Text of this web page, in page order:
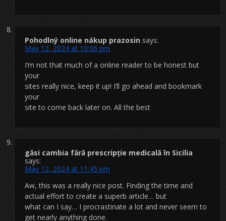
Pohodlný online nákup prazosin says:
May 12, 2024 at 10:06 pm
I’m not that much of a online reader to be honest but
your
sites really nice, keep it up! I’ll go ahead and bookmark
your
site to come back later on. All the best
găsi cambia fără prescripție medicală în Sicilia
says:
May 12, 2024 at 11:45 pm
Aw, this was a really nice post. Finding the time and
actual effort to create a superb article… but
what can I say… I procrastinate a lot and never seem to
get nearly anything done.